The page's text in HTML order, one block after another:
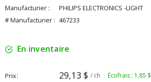
Manufacturier :
PHILIPS ELECTRONICS -LIGHT
# Manufacturier : 467233
En inventaire
Prix 29,13 $ / ch Écofrais : 1,85 $